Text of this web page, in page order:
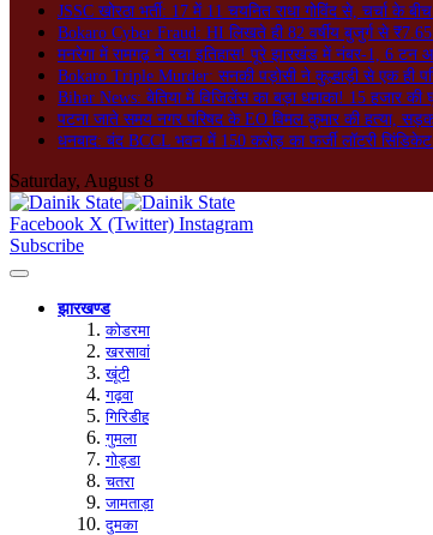
JSSC खोरठा भर्ती: 17 में 11 चयनित राधा गोविंद से, चर्चा के बीच
Bokaro Cyber Fraud: HI लिखते ही 82 वर्षीय बुजुर्ग से
मनरेगा में रामगढ़ ने रचा इतिहास! पूरे झारखंड में नंबर-1, 6 टन
Bokaro Triple Murder: सनकी पड़ोसी ने कुल्हाड़ी से एक ही
Bihar News: बेतिया में विजिलेंस का बड़ा धमाका! 15 हजार की
पटना जाते समय नगर परिषद के EO विमल कुमार की हत्या,
धनबाद: बंद BCCL भवन में 150 करोड़ का फर्जी लॉटरी
Saturday, August 8
Facebook X (Twitter) Instagram
Subscribe
झारखण्ड
कोडरमा
खरसावां
खूंटी
गढ़वा
गिरिडीह
गुमला
गोड्डा
चतरा
जामताड़ा
दुमका